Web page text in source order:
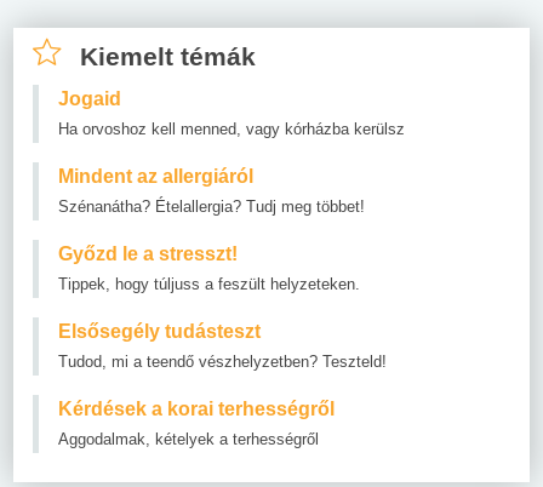
Kiemelt témák
Jogaid
Ha orvoshoz kell menned, vagy kórházba kerülsz
Mindent az allergiáról
Szénanátha? Ételallergia? Tudj meg többet!
Győzd le a stresszt!
Tippek, hogy túljuss a feszült helyzeteken.
Elsősegély tudásteszt
Tudod, mi a teendő vészhelyzetben? Teszteld!
Kérdések a korai terhességről
Aggodalmak, kételyek a terhességről